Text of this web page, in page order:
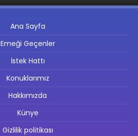
Ana Sayfa
Emeği Geçenler
İstek Hattı
Konuklarımız
Hakkımızda
Künye
Gizlilik politikası